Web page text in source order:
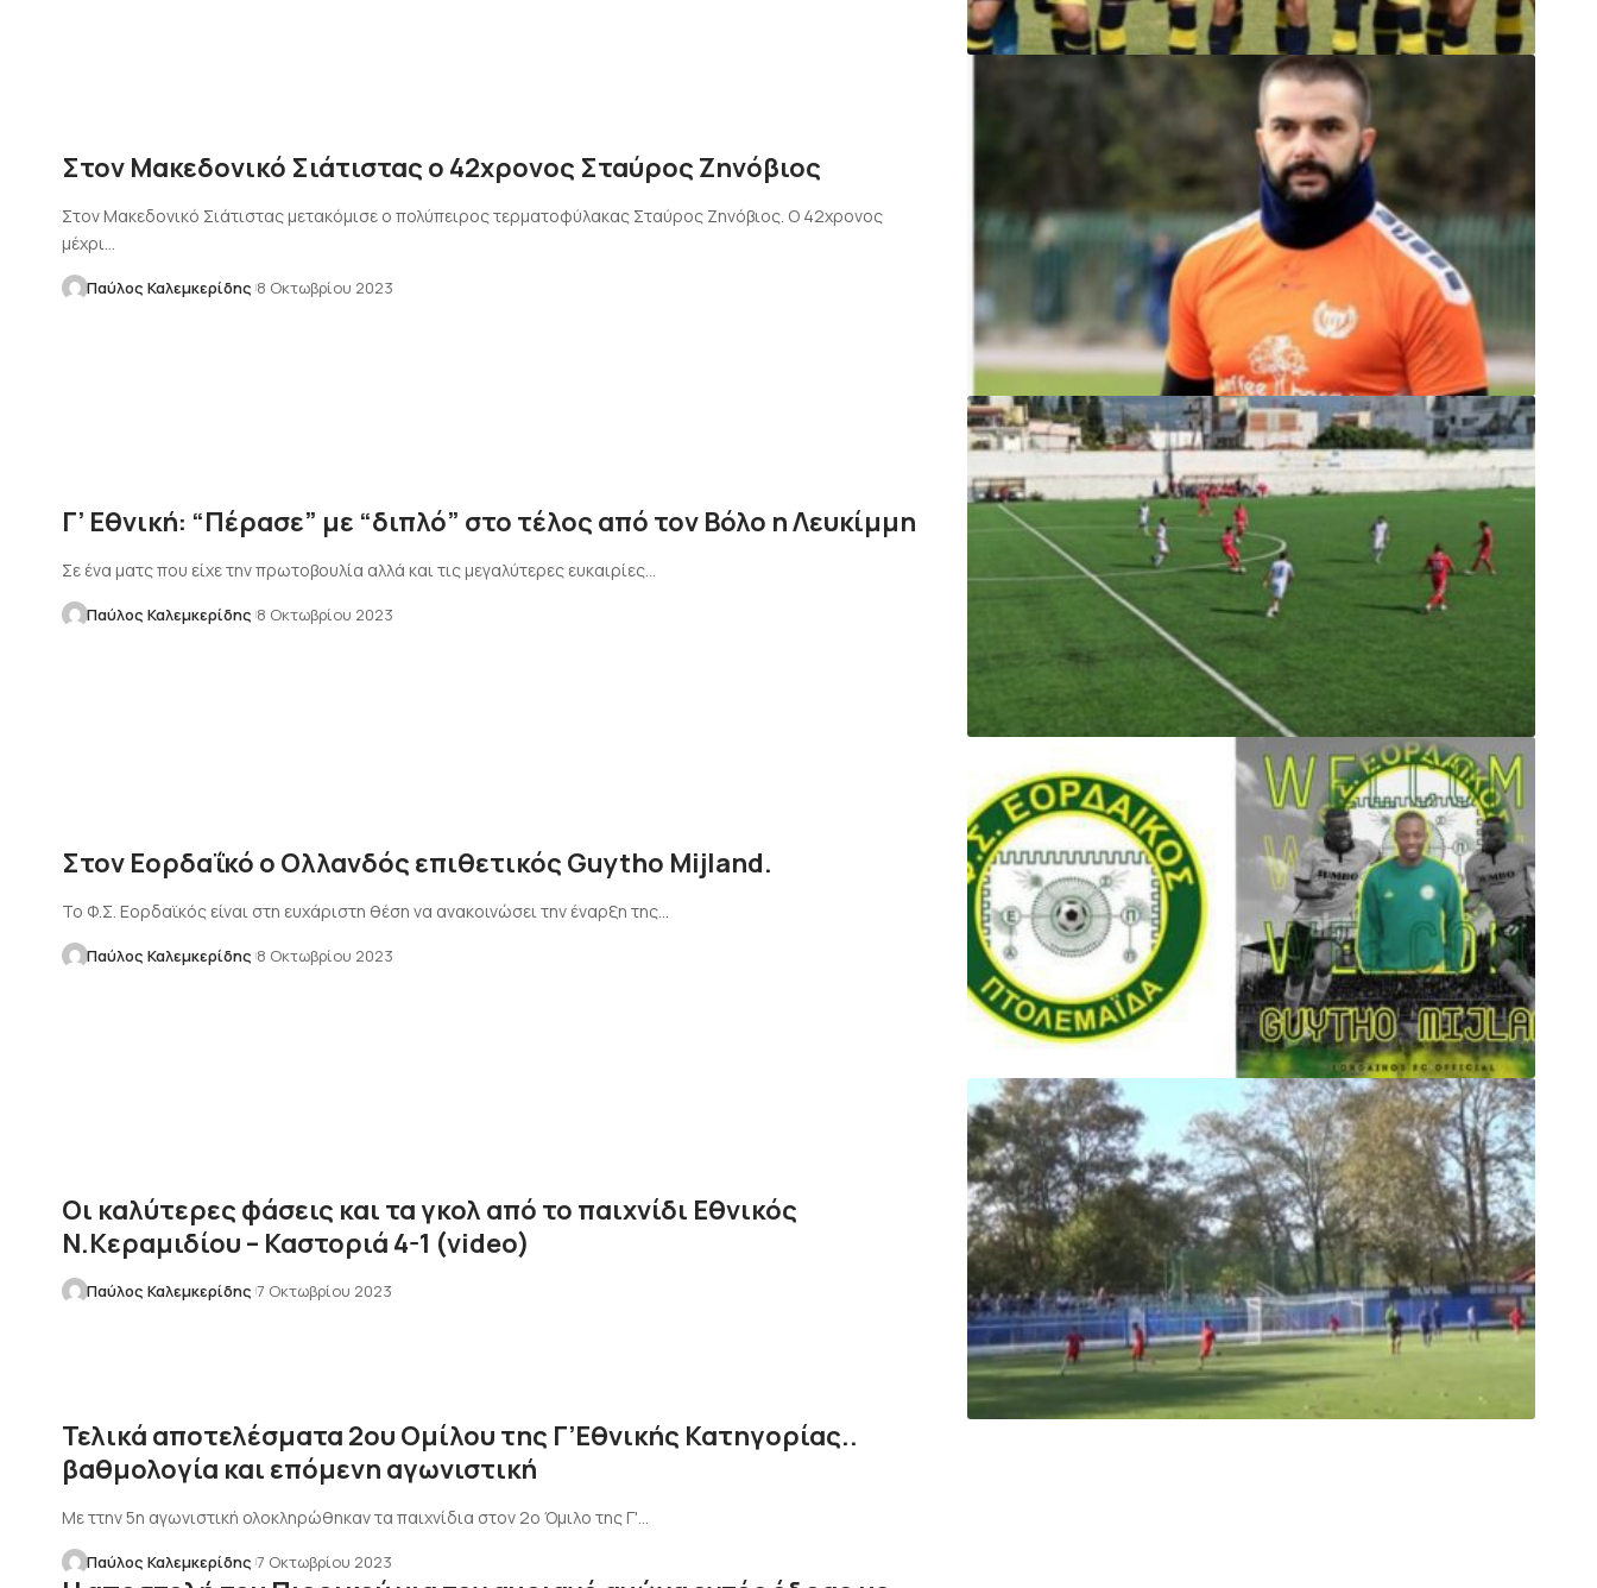
Στον Μακεδονικό Σιάτιστας ο 42χρονος Σταύρος Ζηνόβιος
Στον Μακεδονικό Σιάτιστας μετακόμισε ο πολύπειρος τερματοφύλακας Σταύρος Ζηνόβιος. Ο 42χρονος
μέχρι…
Παύλος Καλεμκερίδης 8 Οκτωβρίου 2023
Γ’ Εθνική: “Πέρασε” με “διπλό” στο τέλος από τον Βόλο η Λευκίμμη
Σε ένα ματς που είχε την πρωτοβουλία αλλά και τις μεγαλύτερες ευκαιρίες…
Παύλος Καλεμκερίδης 8 Οκτωβρίου 2023
Στον Εορδαΐκό ο Ολλανδός επιθετικός Guytho Mijland.
Το Φ.Σ. Εορδαϊκός είναι στη ευχάριστη θέση να ανακοινώσει την έναρξη της…
Παύλος Καλεμκερίδης 8 Οκτωβρίου 2023
Οι καλύτερες φάσεις και τα γκολ από το παιχνίδι Εθνικός
Ν.Κεραμιδίου – Καστοριά 4-1 (video)
Παύλος Καλεμκερίδης 7 Οκτωβρίου 2023
Τελικά αποτελέσματα 2ου Ομίλου της Γ’Εθνικής Κατηγορίας..
βαθμολογία και επόμενη αγωνιστική
Με ττην 5η αγωνιστική ολοκληρώθηκαν τα παιχνίδια στον 2ο Όμιλο της Γ'…
Παύλος Καλεμκερίδης 7 Οκτωβρίου 2023